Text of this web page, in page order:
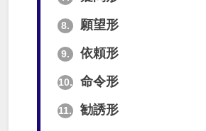
8. 願望形
9. 依頼形
10. 命令形
11. 勧誘形